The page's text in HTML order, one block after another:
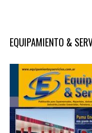
EQUIPAMIENTO &